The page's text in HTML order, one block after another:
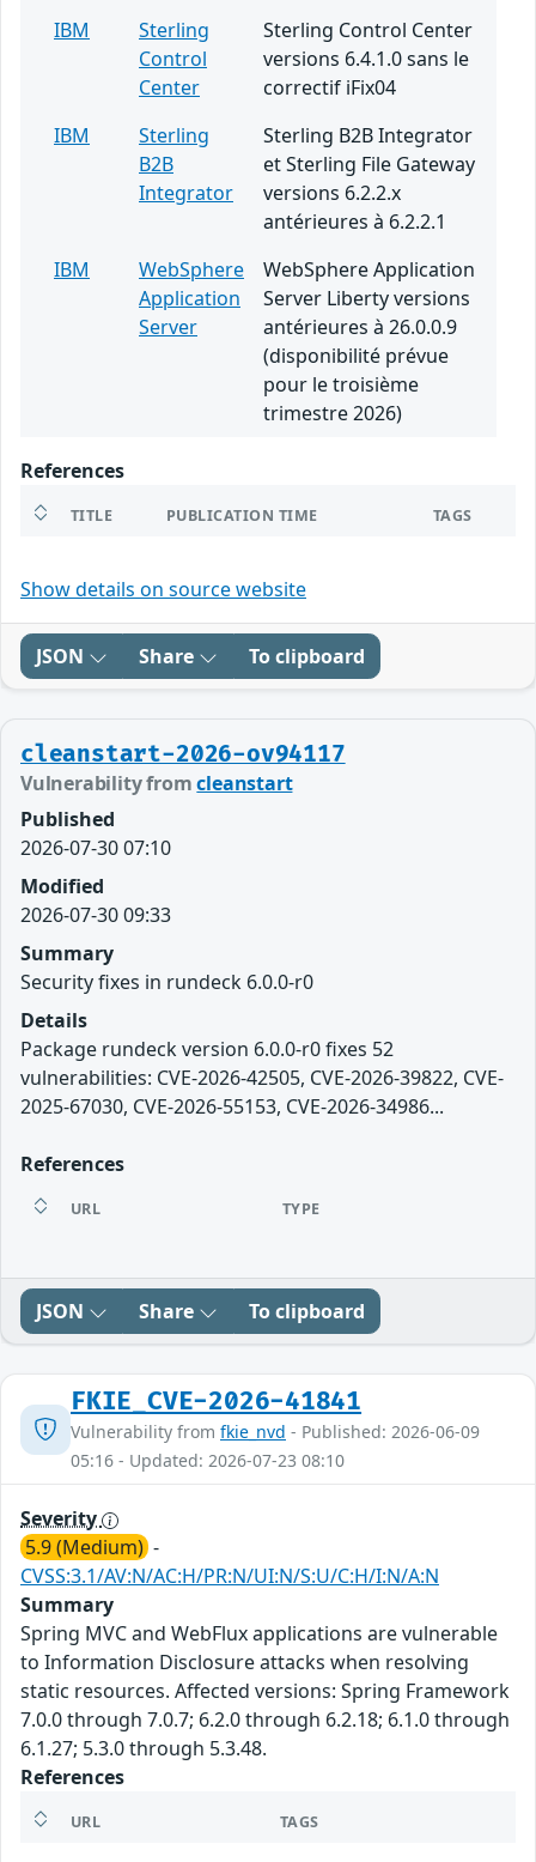
IBM
Sterling
Control
Center
Sterling Control Center
versions 6.4.1.0 sans le
correctif iFix04
IBM
Sterling
B2B
Integrator
Sterling B2B Integrator
et Sterling File Gateway
versions 6.2.2.x
antérieures à 6.2.2.1
IBM
WebSphere
Application
Server
WebSphere Application
Server Liberty versions
antérieures à 26.0.0.9
(disponibilité prévue
pour le troisième
trimestre 2026)
References
TITLE PUBLICATION TIME TAGS
Show details on source website
JSON Share To clipboard
cleanstart-2026-ov94117
Vulnerability fromcleanstart
Published
2026-07-30 07:10
Modified
2026-07-30 09:33
Summary
Security fixes in rundeck 6.0.0-r0
Details
Package rundeck version 6.0.0-r0 fixes 52
vulnerabilities: CVE-2026-42505, CVE-2026-39822, CVE-
2025-67030, CVE-2026-55153, CVE-2026-34986...
References
URL TYPE
JSON Share To clipboard
FKIE_CVE-2026-41841
Vulnerability from fkie_nvd - Published: 2026-06-09
05:16 - Updated: 2026-07-23 08:10
Severity
5.9 (Medium) -
CVSS:3.1/AV:N/AC:H/PR:N/UI:N/S:U/C:H/I:N/A:N
Summary
Spring MVC and WebFlux applications are vulnerable
to Information Disclosure attacks when resolving
static resources. Affected versions: Spring Framework
7.0.0 through 7.0.7; 6.2.0 through 6.2.18; 6.1.0 through
6.1.27; 5.3.0 through 5.3.48.
References
URL TAGS